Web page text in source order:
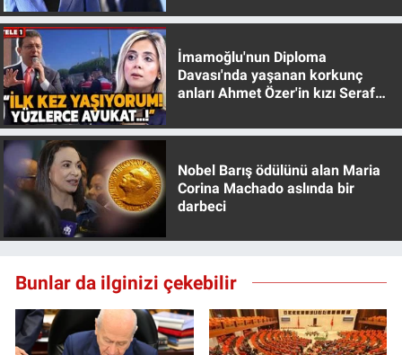
İmamoğlu'nun Diploma
Davası'nda yaşanan korkunç
anları Ahmet Özer'in kızı Seraf
Nobel Barış ödülünü alan Maria
Corina Machado aslında bir
darbeci
Bunlar da ilginizi çekebilir
Canlı Yayın